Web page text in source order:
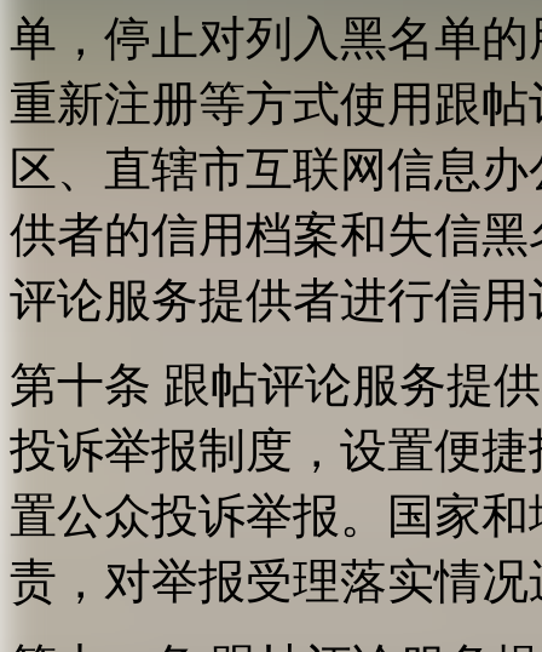
单，停止对列入黑名单
重新注册等方式使用跟
区、直辖市互联网信息
供者的信用档案和失信
评论服务提供者进行信用
第十条 跟帖评论服务提
投诉举报制度，设置便
置公众投诉举报。国家
责，对举报受理落实情